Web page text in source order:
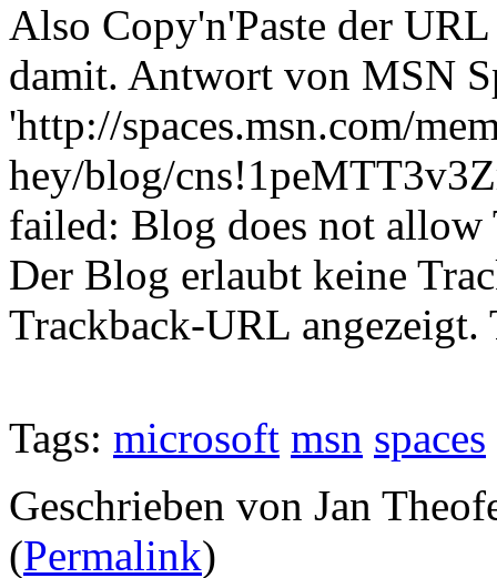
Also Copy'n'Paste der
damit. Antwort von MSN
'http://spaces.msn.com/
hey/blog/
failed: Blog does not allow
Der Blog erlaubt keine
Trackback-URL
Tags: microsoft msn spaces
Geschrieben von Jan
(Permalink)